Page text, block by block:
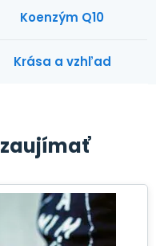
Koenzým Q10
Krása a vzhľad
zaujímať